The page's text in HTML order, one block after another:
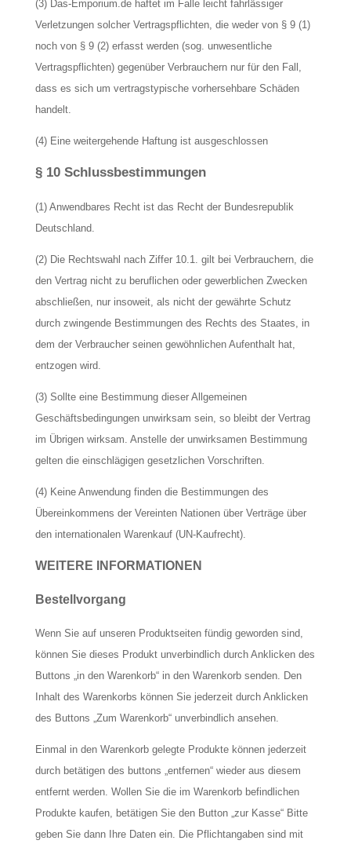
(3) Das-Emporium.de haftet im Falle leicht fahrlässiger
Verletzungen solcher Vertragspflichten, die weder von § 9 (1)
noch von § 9 (2) erfasst werden (sog. unwesentliche
Vertragspflichten) gegenüber Verbrauchern nur für den Fall,
dass es sich um vertragstypische vorhersehbare Schäden
handelt.
(4) Eine weitergehende Haftung ist ausgeschlossen
§ 10 Schlussbestimmungen
(1) Anwendbares Recht ist das Recht der Bundesrepublik
Deutschland.
(2) Die Rechtswahl nach Ziffer 10.1. gilt bei Verbrauchern, die
den Vertrag nicht zu beruflichen oder gewerblichen Zwecken
abschließen, nur insoweit, als nicht der gewährte Schutz
durch zwingende Bestimmungen des Rechts des Staates, in
dem der Verbraucher seinen gewöhnlichen Aufenthalt hat,
entzogen wird.
(3) Sollte eine Bestimmung dieser Allgemeinen
Geschäftsbedingungen unwirksam sein, so bleibt der Vertrag
im Übrigen wirksam. Anstelle der unwirksamen Bestimmung
gelten die einschlägigen gesetzlichen Vorschriften.
(4) Keine Anwendung finden die Bestimmungen des
Übereinkommens der Vereinten Nationen über Verträge über
den internationalen Warenkauf (UN-Kaufrecht).
WEITERE INFORMATIONEN
Bestellvorgang
Wenn Sie auf unseren Produktseiten fündig geworden sind,
können Sie dieses Produkt unverbindlich durch Anklicken des
Buttons „in den Warenkorb“ in den Warenkorb senden. Den
Inhalt des Warenkorbs können Sie jederzeit durch Anklicken
des Buttons „Zum Warenkorb“ unverbindlich ansehen.
Einmal in den Warenkorb gelegte Produkte können jederzeit
durch betätigen des buttons „entfernen“ wieder aus diesem
entfernt werden. Wollen Sie die im Warenkorb befindlichen
Produkte kaufen, betätigen Sie den Button „zur Kasse“ Bitte
geben Sie dann Ihre Daten ein. Die Pflichtangaben sind mit